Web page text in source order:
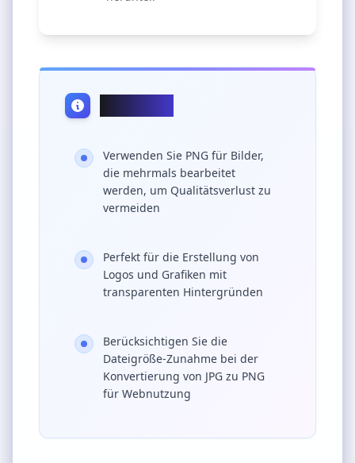
Verwenden Sie PNG für Bilder,
die mehrmals bearbeitet
werden, um Qualitätsverlust zu
vermeiden
Perfekt für die Erstellung von
Logos und Grafiken mit
transparenten Hintergründen
Berücksichtigen Sie die
Dateigröße-Zunahme bei der
Konvertierung von JPG zu PNG
für Webnutzung